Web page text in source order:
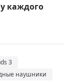
каждого
3
наушники